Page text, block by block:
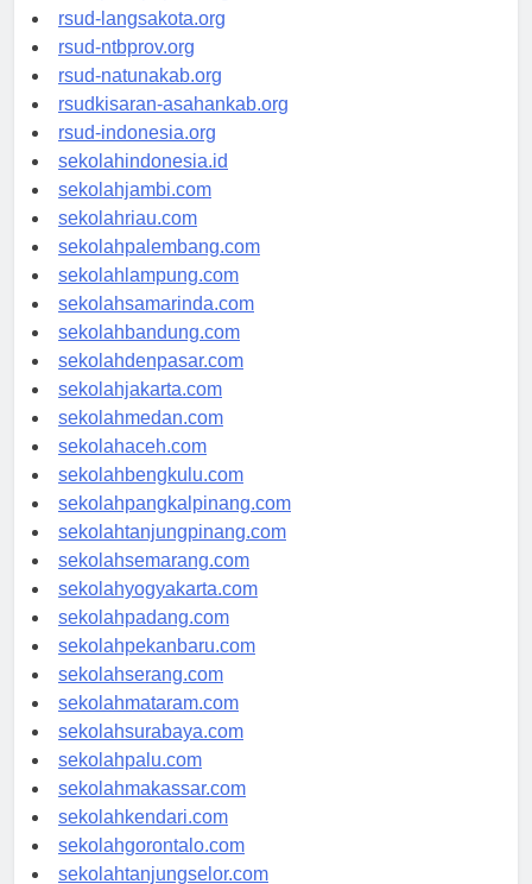
rsudtpi-kepriprov.org
rsud-langsakota.org
rsud-ntbprov.org
rsud-natunakab.org
rsudkisaran-asahankab.org
rsud-indonesia.org
sekolahindonesia.id
sekolahjambi.com
sekolahriau.com
sekolahpalembang.com
sekolahlampung.com
sekolahsamarinda.com
sekolahbandung.com
sekolahdenpasar.com
sekolahjakarta.com
sekolahmedan.com
sekolahaceh.com
sekolahbengkulu.com
sekolahpangkalpinang.com
sekolahtanjungpinang.com
sekolahsemarang.com
sekolahyogyakarta.com
sekolahpadang.com
sekolahpekanbaru.com
sekolahserang.com
sekolahmataram.com
sekolahsurabaya.com
sekolahpalu.com
sekolahmakassar.com
sekolahkendari.com
sekolahgorontalo.com